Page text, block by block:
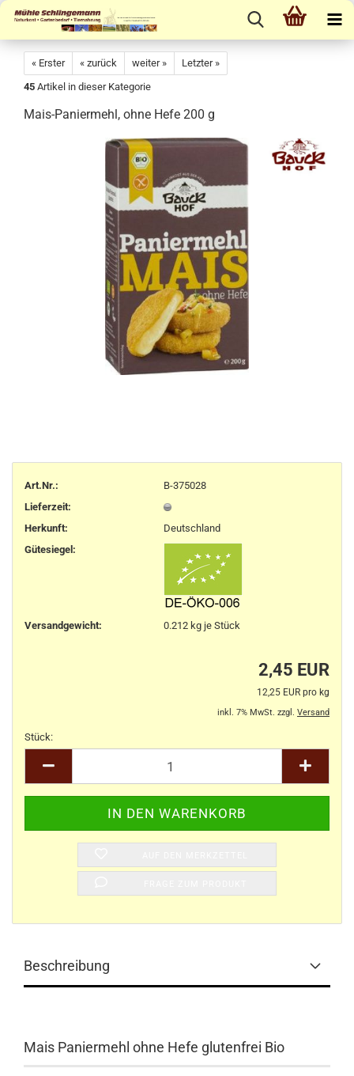
« Erster « zurück weiter »
Letzter »
45 Artikel in dieser Kategorie
Mais-Paniermehl, ohne Hefe 200 g
Art.Nr.:
B-375028
Lieferzeit:
Herkunft:
Deutschland
Gütesiegel:
Versandgewicht: 0.212kg je Stück
2,45 EUR
12,25 EUR pro kg
inkl. 7% MwSt. zzgl. Versand
Stück:
Beschreibung
Mais Paniermehl ohne Hefe glutenfrei Bio